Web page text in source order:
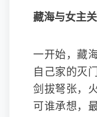
藏海与女主
一开始，藏
自己家的灭
剑拔弩张，
可谁承想，